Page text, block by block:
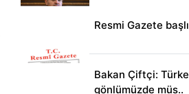
Resmi Gazete
Bakan Çiftçi:
gönlümüzde müs..